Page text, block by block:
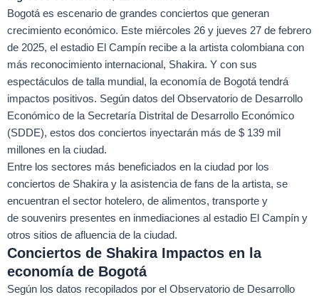
Bogotá es escenario de grandes conciertos que generan
crecimiento económico. Este miércoles 26 y jueves 27 de febrero
de 2025, el estadio El Campín recibe a la artista colombiana con
más reconocimiento internacional, Shakira. Y con sus
espectáculos de talla mundial, la economía de Bogotá tendrá
impactos positivos. Según datos del Observatorio de Desarrollo
Económico de la Secretaría Distrital de Desarrollo Económico
(SDDE), estos dos conciertos inyectarán más de $ 139 mil
millones en la ciudad.
Entre los sectores más beneficiados en la ciudad por los
conciertos de Shakira y la asistencia de fans de la artista, se
encuentran el sector hotelero, de alimentos, transporte y
de souvenirs presentes en inmediaciones al estadio El Campín y
otros sitios de afluencia de la ciudad.
Conciertos de Shakira Impactos en la
economía de Bogotá
Según los datos recopilados por el Observatorio de Desarrollo